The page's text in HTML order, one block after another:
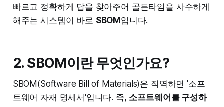
빠르고 정확하게 답을 찾아주어 골든타임을 사수하게
해주는 시스템이 바로 SBOM입니다.
2. SBOM이란 무엇인가요?
SBOM(Software Bill of Materials)은 직역하면 '소프
트웨어 자재 명세서'입니다. 즉, 소프트웨어를 구성하